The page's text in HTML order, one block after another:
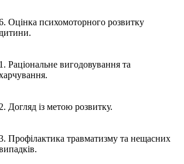
Оцінка психомоторного розвитку
дитини.
1. Раціональне вигодовування та
2. Догляд із метою розвитку.
Профілактика травматизму та нещасних